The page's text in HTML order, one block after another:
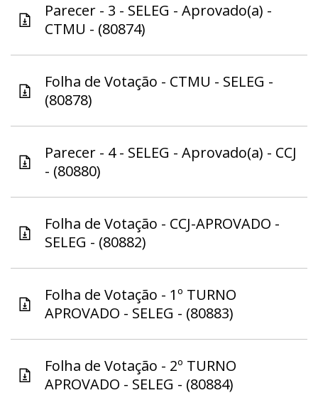
Parecer - 3 - SELEG - Aprovado(a) -
CTMU - (80874)
Folha de Votação - CTMU - SELEG -
(80878)
Parecer - 4 - SELEG - Aprovado(a) - CCJ
- (80880)
Folha de Votação - CCJ-APROVADO -
SELEG - (80882)
Folha de Votação - 1º TURNO
APROVADO - SELEG - (80883)
Folha de Votação - 2º TURNO
APROVADO - SELEG - (80884)